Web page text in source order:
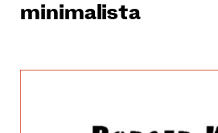
minimalista